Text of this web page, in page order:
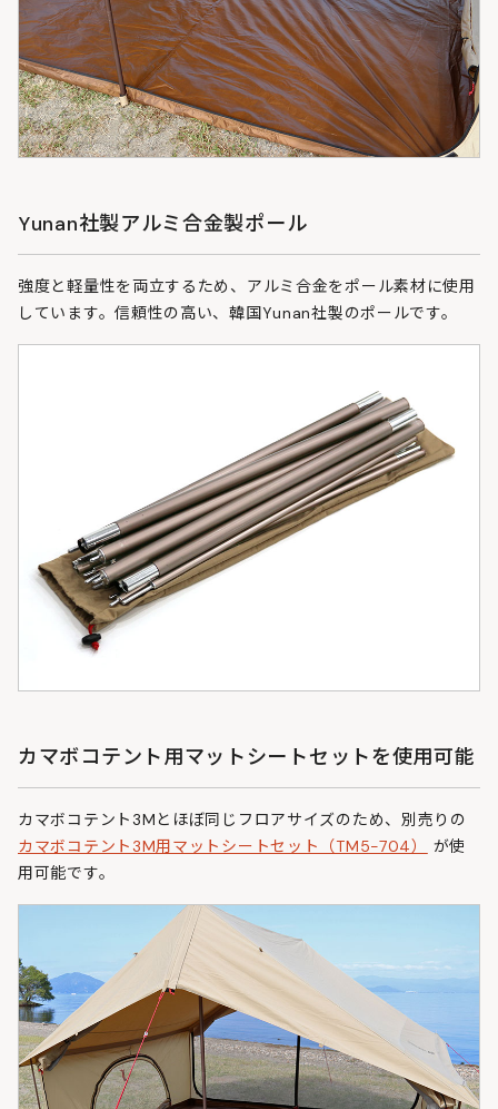
Yunan社製アルミ合金製ポール
強度と軽量性を両立するため、アルミ合金をポール素材に使用
しています。信頼性の高い、韓国Yunan社製のポールです。
カマボコテント用マットシートセットを使用可能
カマボコテント3Mとほぼ同じフロアサイズのため、別売りの
カマボコテント3M用マットシートセット（TM5-704）
が使
用可能です。